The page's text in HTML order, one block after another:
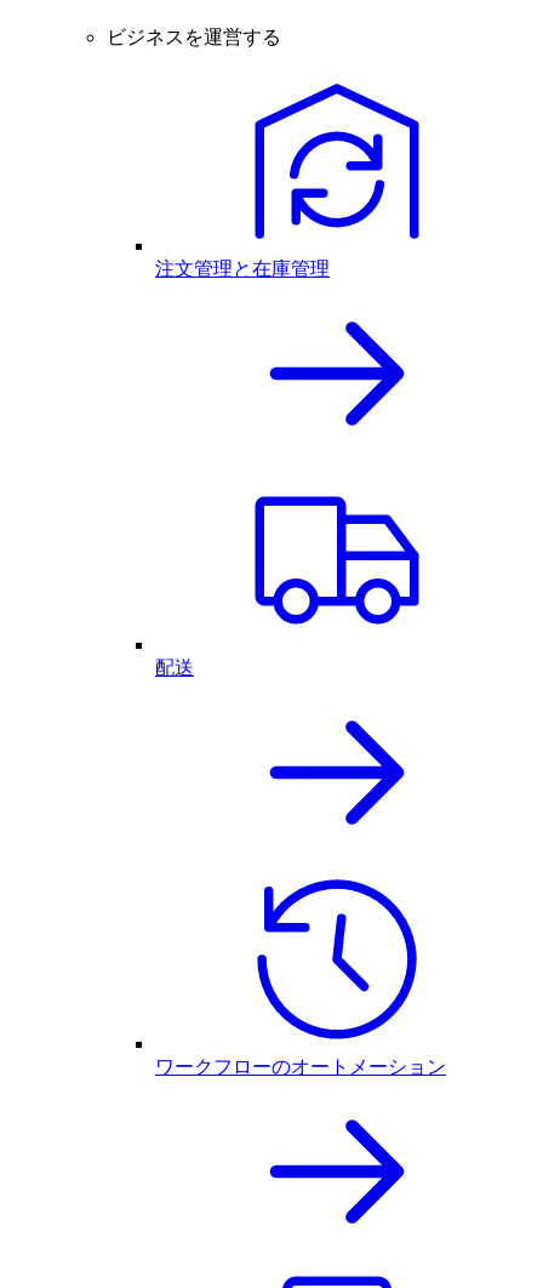
ビジネスを運営する
注文管理と在庫管理
配送
ワークフローのオートメーション